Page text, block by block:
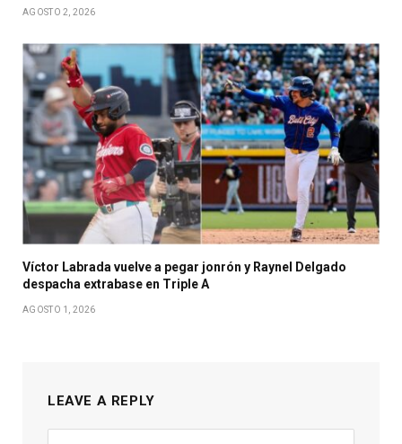
AGOSTO 2, 2026
Víctor Labrada vuelve a pegar jonrón y Raynel Delgado
despacha extrabase en Triple A
AGOSTO 1, 2026
LEAVE A REPLY